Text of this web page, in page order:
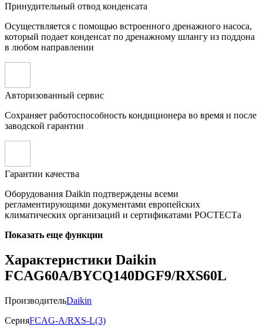
Принудительный отвод конденсата
Осуществляется с помощью встроенного дренажного насоса,
который подает конденсат по дренажному шлангу из поддона
в любом направлении
Авторизованный сервис
Сохраняет работоспособность кондиционера во время и после
заводской гарантии
Гарантии качества
Оборудования Daikin подтверждены всеми
регламентирующими документами европейских
климатических организаций и сертификатами РОСТЕСТа
Показать еще функции
Характеристики Daikin
FCAG60A/BYCQ140DGF9/RXS60L
ПроизводительDaikin
СерияFCAG-A/RXS-L(3)